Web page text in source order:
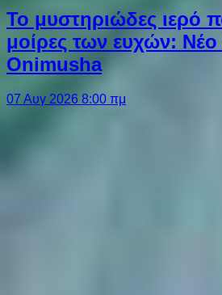
Το μυστηριώδες ιερό
μοίρες των ευχών:
Onimusha
07 Αυγ 2026 8:00 πμ